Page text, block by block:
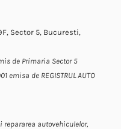
Sector 5, Bucuresti,
de Primaria Sector 5
emisa de REGISTRUL AUTO
repararea autovehiculelor,